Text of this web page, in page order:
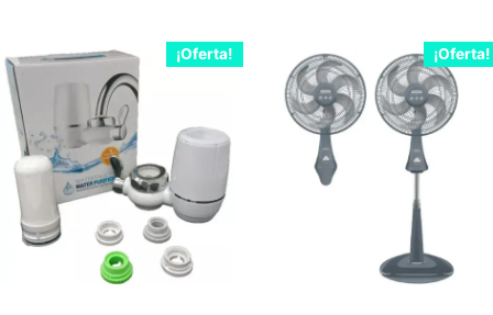
¡Oferta! ¡Oferta!